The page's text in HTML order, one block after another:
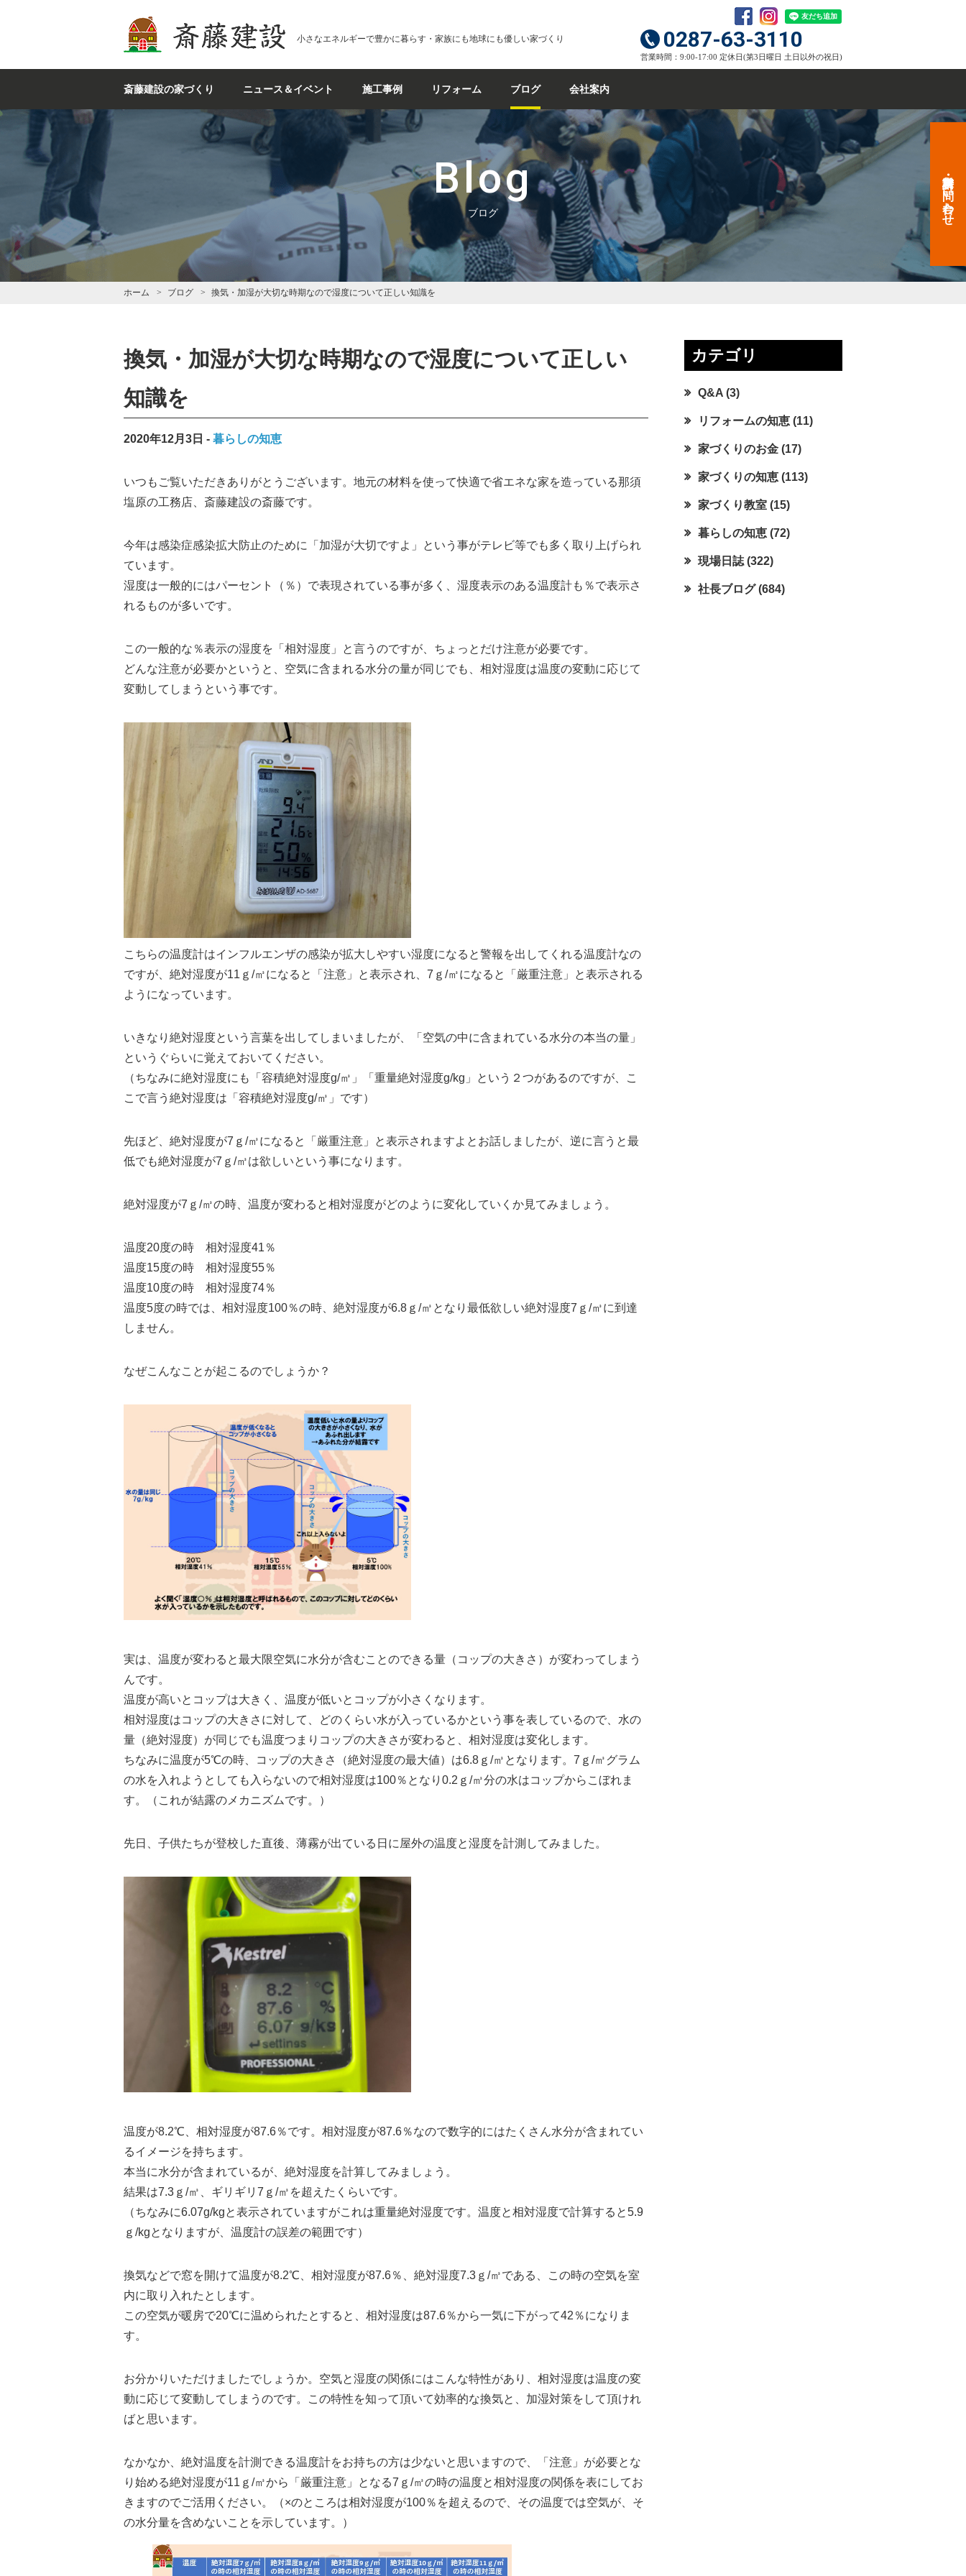
斎藤建設 小さなエネルギーで豊かに暮らす・家族にも地球にも優しい家づくり 0287-63-3110
営業時間：9:00-17:00 定休日(第3日曜日 土日以外の祝日)
斎藤建設の家づくり ニュース＆イベント 施工事例 リフォーム ブログ 会社案内
Blog
ブログ 資料請求・お問い合わせ
ホーム ブログ 換気・加湿が大切な時期なので湿度について正しい知識を
換気・加湿が大切な時期なので湿度について正しい
知識を
2020年12月3日 暮らしの知恵
いつもご覧いただきありがとうございます。地元の材料を使って快適で省エネな家を造っている那須
塩原の工務店、斎藤建設の斎藤です。
今年は感染症感染拡大防止のために「加湿が大切ですよ」という事がテレビ等でも多く取り上げられ
ています。
湿度は一般的にはパーセント（％）で表現されている事が多く、湿度表示のある温度計も％で表示さ
れるものが多いです。
この一般的な％表示の湿度を「相対湿度」と言うのですが、ちょっとだけ注意が必要です。
どんな注意が必要かというと、空気に含まれる水分の量が同じでも、相対湿度は温度の変動に応じて
変動してしまうという事です。
こちらの温度計はインフルエンザの感染が拡大しやすい湿度になると警報を出してくれる温度計なの
ですが、絶対湿度が11ｇ/㎥になると「注意」と表示され、7ｇ/㎥になると「厳重注意」と表示される
ようになっています。
いきなり絶対湿度という言葉を出してしまいましたが、「空気の中に含まれている水分の本当の量」
というぐらいに覚えておいてください。
（ちなみに絶対湿度にも「容積絶対湿度g/㎥」「重量絶対湿度g/kg」という２つがあるのですが、こ
こで言う絶対湿度は「容積絶対湿度g/㎥」です）
先ほど、絶対湿度が7ｇ/㎥になると「厳重注意」と表示されますよとお話しましたが、逆に言うと最
低でも絶対湿度が7ｇ/㎥は欲しいという事になります。
絶対湿度が7ｇ/㎥の時、温度が変わると相対湿度がどのように変化していくか見てみましょう。
温度20度の時 相対湿度41％
温度15度の時 相対湿度55％
温度10度の時 相対湿度74％
温度5度の時では、相対湿度100％の時、絶対湿度が6.8ｇ/㎥となり最低欲しい絶対湿度7ｇ/㎥に到達
しません。
なぜこんなことが起こるのでしょうか？
実は、温度が変わると最大限空気に水分が含むことのできる量（コップの大きさ）が変わってしまう
んです。
温度が高いとコップは大きく、温度が低いとコップが小さくなります。
相対湿度はコップの大きさに対して、どのくらい水が入っているかという事を表しているので、水の
量（絶対湿度）が同じでも温度つまりコップの大きさが変わると、相対湿度は変化します。
ちなみに温度が5℃の時、コップの大きさ（絶対湿度の最大値）は6.8ｇ/㎥となります。7ｇ/㎥グラム
の水を入れようとしても入らないので相対湿度は100％となり0.2ｇ/㎥分の水はコップからこぼれま
す。（これが結露のメカニズムです。）
先日、子供たちが登校した直後、薄霧が出ている日に屋外の温度と湿度を計測してみました。
温度が8.2℃、相対湿度が87.6％です。相対湿度が87.6％なので数字的にはたくさん水分が含まれてい
るイメージを持ちます。
本当に水分が含まれているが、絶対湿度を計算してみましょう。
結果は7.3ｇ/㎥、ギリギリ7ｇ/㎥を超えたくらいです。
（ちなみに6.07g/kgと表示されていますがこれは重量絶対湿度です。温度と相対湿度で計算すると5.9
ｇ/kgとなりますが、温度計の誤差の範囲です）
換気などで窓を開けて温度が8.2℃、相対湿度が87.6％、絶対湿度7.3ｇ/㎥である、この時の空気を室
内に取り入れたとします。
この空気が暖房で20℃に温められたとすると、相対湿度は87.6％から一気に下がって42％になりま
す。
お分かりいただけましたでしょうか。空気と湿度の関係にはこんな特性があり、相対湿度は温度の変
動に応じて変動してしまうのです。この特性を知って頂いて効率的な換気と、加湿対策をして頂けれ
ばと思います。
なかなか、絶対温度を計測できる温度計をお持ちの方は少ないと思いますので、「注意」が必要とな
り始める絶対湿度が11ｇ/㎥から「厳重注意」となる7ｇ/㎥の時の温度と相対湿度の関係を表にしてお
きますのでご活用ください。（×のところは相対湿度が100％を超えるので、その温度では空気が、そ
の水分量を含めないことを示しています。）
カテゴリ
Q&A (3)
リフォームの知恵 (11)
家づくりのお金 (17)
家づくりの知恵 (113)
家づくり教室 (15)
暮らしの知恵 (72)
現場日誌 (322)
社長ブログ(684)